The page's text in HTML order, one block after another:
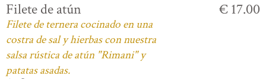
Filete de atún
Filete de ternera cocinado en una
costra de sal y hierbas con nuestra
salsa rústica de atún "Rimani" y
patatas asadas.
€ 17.00